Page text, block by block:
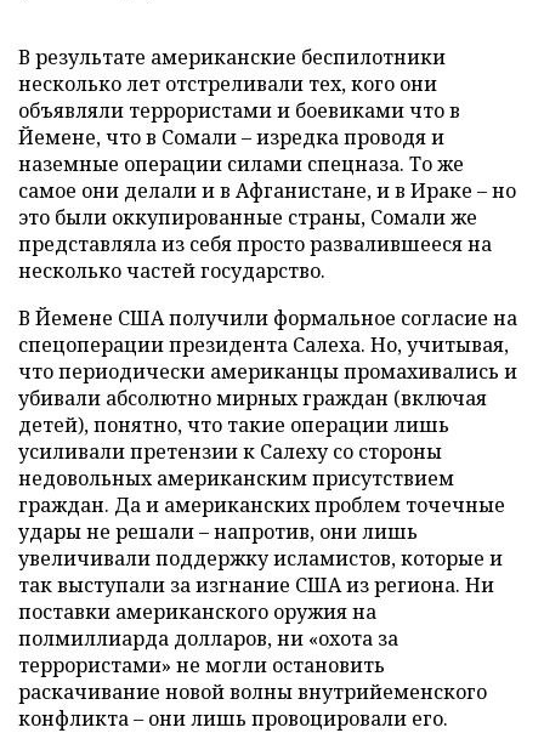
В результате американские беспилотники
несколько лет отстреливали тех, кого они
объявляли террористами и боевиками что в
Йемене, что в Сомали – изредка проводя и
наземные операции силами спецназа. То же
самое они делали и в Афганистане, и в Ираке – но
это были оккупированные страны, Сомали же
представляла из себя просто развалившееся на
несколько частей государство.
В Йемене США получили формальное согласие на
спецоперации президента Салеха. Но, учитывая,
что периодически американцы промахивались и
убивали абсолютно мирных граждан (включая
детей), понятно, что такие операции лишь
усиливали претензии к Салеху со стороны
недовольных американским присутствием
граждан. Да и американских проблем точечные
удары не решали – напротив, они лишь
увеличивали поддержку исламистов, которые и
так выступали за изгнание США из региона. Ни
поставки американского оружия на
полмиллиарда долларов, ни «охота за
террористами» не могли остановить
раскачивание новой волны внутрийеменского
конфликта – они лишь провоцировали его.